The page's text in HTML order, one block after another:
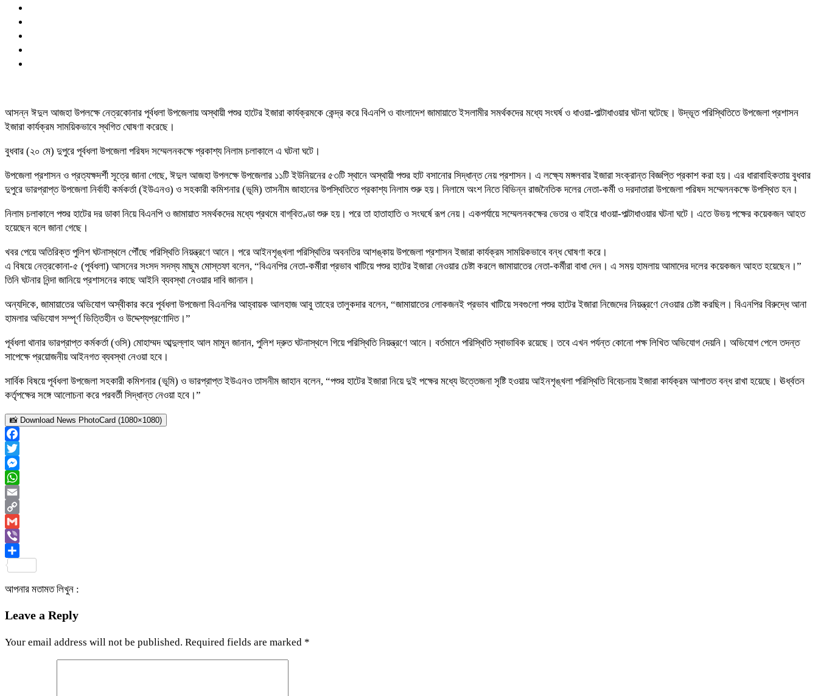
আসন্ন ঈদুল আজহা উপলক্ষে নেত্রকোনার পূর্বধলা উপজেলায় অস্থায়ী পশুর হাটের ইজারা কার্যক্রমকে কেন্দ্র করে বিএনপি ও বাংলাদেশ জামায়াতে ইসলামীর সমর্থকদের মধ্যে সংঘর্ষ ও ধাওয়া-পাল্টাধাওয়ার ঘটনা ঘটেছে। উদ্ভূত পরিস্থিতিতে উপজেলা প্রশাসন
ইজারা কার্যক্রম সাময়িকভাবে স্থগিত ঘোষণা করেছে।
বুধবার (২০ মে) দুপুরে পূর্বধলা উপজেলা পরিষদ সম্মেলনকক্ষে প্রকাশ্য নিলাম চলাকালে এ ঘটনা ঘটে।
উপজেলা প্রশাসন ও প্রত্যক্ষদর্শী সূত্রে জানা গেছে, ঈদুল আজহা উপলক্ষে উপজেলার ১১টি ইউনিয়নের ৫৩টি স্থানে অস্থায়ী পশুর হাট বসানোর সিদ্ধান্ত নেয় প্রশাসন। এ লক্ষ্যে মঙ্গলবার ইজারা সংক্রান্ত বিজ্ঞপ্তি প্রকাশ করা হয়। এর ধারাবাহিকতায় বুধবার
দুপুরে ভারপ্রাপ্ত উপজেলা নির্বাহী কর্মকর্তা (ইউএনও) ও সহকারী কমিশনার (ভূমি) তাসনীম জাহানের উপস্থিতিতে প্রকাশ্য নিলাম শুরু হয়। নিলামে অংশ নিতে বিভিন্ন রাজনৈতিক দলের নেতা-কর্মী ও দরদাতারা উপজেলা পরিষদ সম্মেলনকক্ষে উপস্থিত হন।
নিলাম চলাকালে পশুর হাটের দর ডাকা নিয়ে বিএনপি ও জামায়াত সমর্থকদের মধ্যে প্রথমে বাগ্‌বিতণ্ডা শুরু হয়। পরে তা হাতাহাতি ও সংঘর্ষে রূপ নেয়। একপর্যায়ে সম্মেলনকক্ষের ভেতর ও বাইরে ধাওয়া-পাল্টাধাওয়ার ঘটনা ঘটে। এতে উভয় পক্ষের কয়েকজন আহত
হয়েছেন বলে জানা গেছে।
খবর পেয়ে অতিরিক্ত পুলিশ ঘটনাস্থলে পৌঁছে পরিস্থিতি নিয়ন্ত্রণে আনে। পরে আইনশৃঙ্খলা পরিস্থিতির অবনতির আশঙ্কায় উপজেলা প্রশাসন ইজারা কার্যক্রম সাময়িকভাবে বন্ধ ঘোষণা করে।
এ বিষয়ে নেত্রকোনা-৫ (পূর্বধলা) আসনের সংসদ সদস্য মাছুম মোস্তফা বলেন, “বিএনপির নেতা-কর্মীরা প্রভাব খাটিয়ে পশুর হাটের ইজারা নেওয়ার চেষ্টা করলে জামায়াতের নেতা-কর্মীরা বাধা দেন। এ সময় হামলায় আমাদের দলের কয়েকজন আহত হয়েছেন।”
তিনি ঘটনার নিন্দা জানিয়ে প্রশাসনের কাছে আইনি ব্যবস্থা নেওয়ার দাবি জানান।
অন্যদিকে, জামায়াতের অভিযোগ অস্বীকার করে পূর্বধলা উপজেলা বিএনপির আহ্বায়ক আলহাজ আবু তাহের তালুকদার বলেন, “জামায়াতের লোকজনই প্রভাব খাটিয়ে সবগুলো পশুর হাটের ইজারা নিজেদের নিয়ন্ত্রণে নেওয়ার চেষ্টা করছিল। বিএনপির বিরুদ্ধে আনা
হামলার অভিযোগ সম্পূর্ণ ভিত্তিহীন ও উদ্দেশ্যপ্রণোদিত।”
পূর্বধলা থানার ভারপ্রাপ্ত কর্মকর্তা (ওসি) মোহাম্মদ আব্দুল্লাহ আল মামুন জানান, পুলিশ দ্রুত ঘটনাস্থলে গিয়ে পরিস্থিতি নিয়ন্ত্রণে আনে। বর্তমানে পরিস্থিতি স্বাভাবিক রয়েছে। তবে এখন পর্যন্ত কোনো পক্ষ লিখিত অভিযোগ দেয়নি। অভিযোগ পেলে তদন্ত
সাপেক্ষে প্রয়োজনীয় আইনগত ব্যবস্থা নেওয়া হবে।
সার্বিক বিষয়ে পূর্বধলা উপজেলা সহকারী কমিশনার (ভূমি) ও ভারপ্রাপ্ত ইউএনও তাসনীম জাহান বলেন, “পশুর হাটের ইজারা নিয়ে দুই পক্ষের মধ্যে উত্তেজনা সৃষ্টি হওয়ায় আইনশৃঙ্খলা পরিস্থিতি বিবেচনায় ইজারা কার্যক্রম আপাতত বন্ধ রাখা হয়েছে। ঊর্ধ্বতন
কর্তৃপক্ষের সঙ্গে আলোচনা করে পরবর্তী সিদ্ধান্ত নেওয়া হবে।”
📸 Download News PhotoCard (1080×1080)
Facebook
Twitter
Messenger
WhatsApp
Email
Copy
Link
Gmail
Viber
আপনার মতামত লিখুন :
Leave a Reply
Your email address will not be published. Required fields are marked *